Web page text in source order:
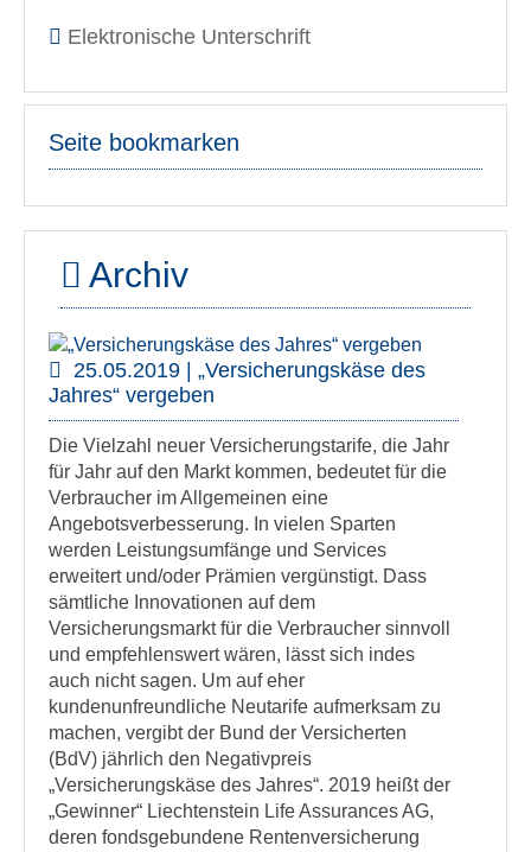
Elektronische Unterschrift
Seite bookmarken
Archiv
25.05.2019 | „Versicherungskäse des
Jahres“ vergeben
Die Vielzahl neuer Versicherungstarife, die Jahr
für Jahr auf den Markt kommen, bedeutet für die
Verbraucher im Allgemeinen eine
Angebotsverbesserung. In vielen Sparten
werden Leistungsumfänge und Services
erweitert und/oder Prämien vergünstigt. Dass
sämtliche Innovationen auf dem
Versicherungsmarkt für die Verbraucher sinnvoll
und empfehlenswert wären, lässt sich indes
auch nicht sagen. Um auf eher
kundenunfreundliche Neutarife aufmerksam zu
machen, vergibt der Bund der Versicherten
(BdV) jährlich den Negativpreis
„Versicherungskäse des Jahres“. 2019 heißt der
„Gewinner“ Liechtenstein Life Assurances AG,
deren fondsgebundene Rentenversicherung